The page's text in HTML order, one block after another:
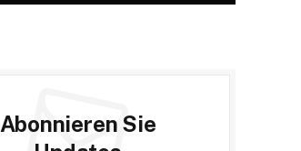
Abonnieren Sie